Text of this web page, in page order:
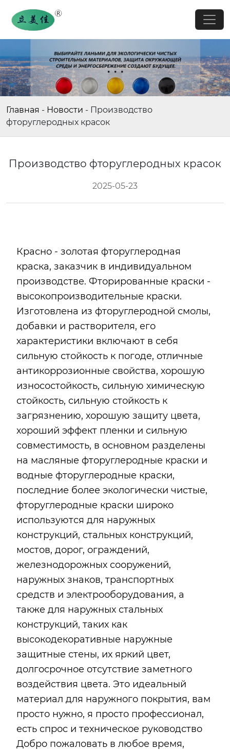
Главная - Новости - Производство
фторуглеродных красок
Производство фторуглеродных красок
2025-05-23
Красно - золотая фторуглеродная
краска, заказчик в индивидуальном
производстве. Фторированные краски -
высокопроизводительные краски.
Изготовлена из фторуглеродной смолы,
добавки и растворителя, его
характеристики включают в себя
сильную стойкость к погоде, отличные
антикоррозионные свойства, хорошую
износостойкость, сильную химическую
стойкость, сильную стойкость к
загрязнению, хорошую защиту цвета,
хороший эффект пленки и сильную
совместимость, в основном разделены
на масляные фторуглеродные краски и
водные фторуглеродные краски,
последние более экологически чистые,
фторуглеродные краски широко
используются для наружных
конструкций, стальных конструкций,
мостов, дорог, ограждений,
железнодорожных сооружений,
наружных знаков, транспортных
средств и электрооборудования, а
также для наружных стальных
конструкций, таких как
высокодекоративные наружные
защитные стены, их яркий цвет,
долгосрочное отсутствие заметного
воздействия цвета. Это идеальный
материал для наружного покрытия, вам
просто нужно, я просто профессионал,
есть спрос и техническое руководство
Добро пожаловать в любое время,